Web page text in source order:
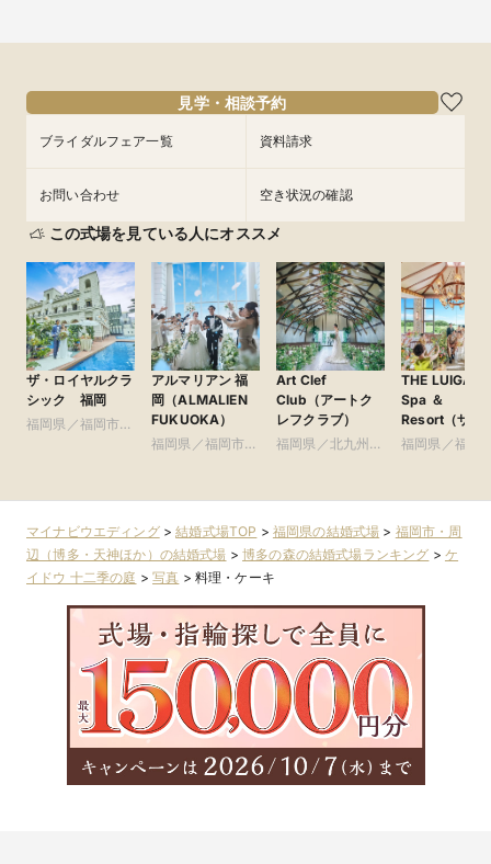
見学・相談予約
ブライダルフェア一覧 資料請求
お問い合わせ 空き状況の確認
この式場を見ている人にオススメ
ザ・ロイヤルクラ
シック 福岡
福岡県／福岡市・
アルマリアン 福
岡（ALMALIEN
FUKUOKA）
福岡県／福岡市・
Art Clef
Club（アートク
レフクラブ）
福岡県／北九州
THE LUIGANS
Spa ＆
Resort（ザ・
イガンズ.スパ
福岡県／福岡
マイナビウエディング>結婚式場TOP > 福岡県の結婚式場 > 福岡市・周
辺（博多・天神ほか）の結婚式場 >博多の森の結婚式場ランキング > ケ
イドウ 十二季の庭 >写真 > 料理・ケーキ